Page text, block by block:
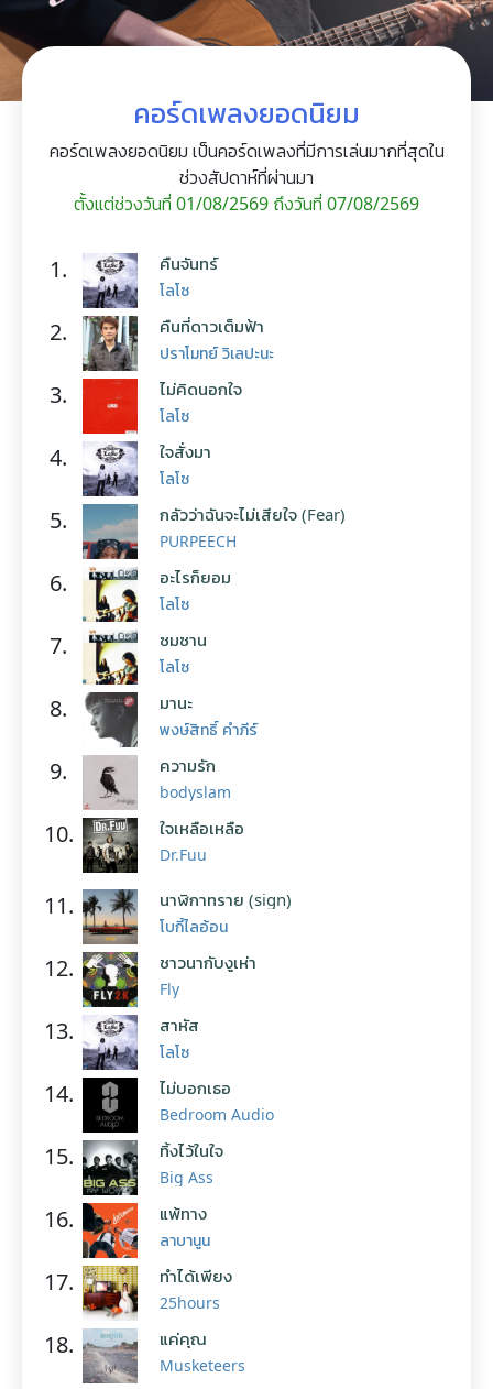
คอร์ดเพลงยอดนิยม
คอร์ดเพลงยอดนิยม เป็นคอร์ดเพลงที่มีการเล่นมากที่สุดใน
ช่วงสัปดาห์ที่ผ่านมา
ตั้งแต่ช่วงวันที่ 01/08/2569 ถึงวันที่ 07/08/2569
1. คืนจันทร์
โลโซ
2. คืนที่ดาวเต็มฟ้า
ปราโมทย์ วิเลปะนะ
3. ไม่คิดนอกใจ
โลโซ
4. ใจสั่งมา
โลโซ
5. กลัวว่าฉันจะไม่เสียใจ (Fear)
PURPEECH
6. อะไรก็ยอม
โลโซ
7. ซมซาน
โลโซ
8. มานะ
พงษ์สิทธิ์ คำภีร์
9. ความรัก
bodyslam
10. ใจเหลือเหลือ
Dr.Fuu
11. นาฬิกาทราย (sign)
โบกี้ไลอ้อน
12. ชาวนากับงูเห่า
Fly
13. สาหัส
โลโซ
14. ไม่บอกเธอ
Bedroom Audio
15. ทิ้งไว้ในใจ
Big Ass
16. แพ้ทาง
ลาบานูน
17. ทำได้เพียง
25hours
18. แค่คุณ
Musketeers